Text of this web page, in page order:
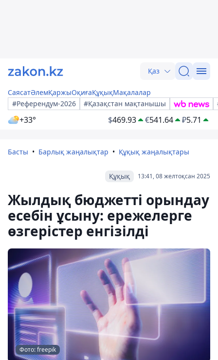
Қаз
СаясатӘлемҚаржыОқиғаҚұқықМақалалар
#Референдум-2026
#Қазақстан мақтанышы
+33° $469.93 €541.64 ₽5.71
Басты Барлық жаңалықтар Құқық жаңалықтары
13:41, 08 желтоқсан 2025
Құқық
Жылдық бюджетті орындау
есебін ұсыну: ережелерге
өзгерістер енгізілді
Фото: freepik